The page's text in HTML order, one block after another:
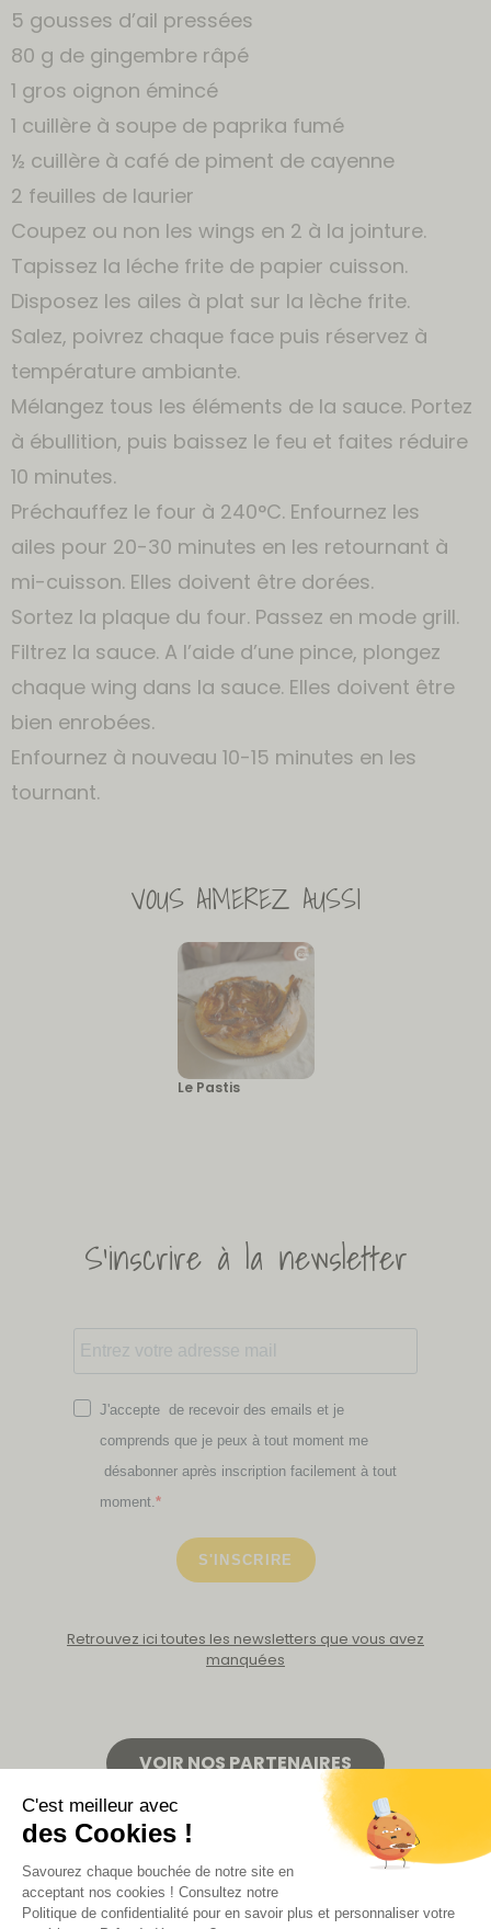
5 gousses d’ail pressées
80 g de gingembre râpé
1 gros oignon émincé
1 cuillère à soupe de paprika fumé
½ cuillère à café de piment de cayenne
2 feuilles de laurier
Coupez ou non les wings en 2 à la jointure.
Tapissez la léche frite de papier cuisson.
Disposez les ailes à plat sur la lèche frite.
Salez, poivrez chaque face puis réservez à
température ambiante.
Mélangez tous les éléments de la sauce. Portez
à ébullition, puis baissez le feu et faites réduire
10 minutes.
Préchauffez le four à 240°C. Enfournez les
ailes pour 20-30 minutes en les retournant à
mi-cuisson. Elles doivent être dorées.
Sortez la plaque du four. Passez en mode grill.
Filtrez la sauce. A l’aide d’une pince, plongez
chaque wing dans la sauce. Elles doivent être
bien enrobées.
Enfournez à nouveau 10-15 minutes en les
tournant.
VOUS AIMEREZ AUSSI
Le Pastis
S'inscrire à la newsletter
J'accepte de recevoir des emails et je
comprends que je peux à tout moment me
désabonner après inscription facilement à tout
moment.
S'INSCRIRE
Retrouvez ici toutes les newsletters que vous avez
manquées
VOIR NOS PARTENAIRES
LA BOUTIQUE